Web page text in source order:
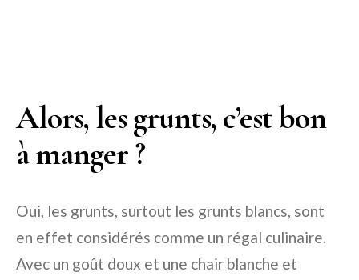
Alors, les grunts, c’est bon
à manger ?
Oui, les grunts, surtout les grunts blancs, sont
en effet considérés comme un régal culinaire.
Avec un goût doux et une chair blanche et